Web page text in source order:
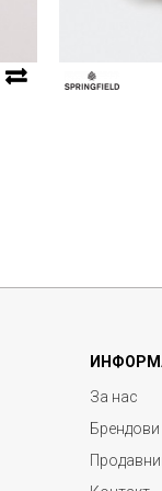
За нас
Брендови